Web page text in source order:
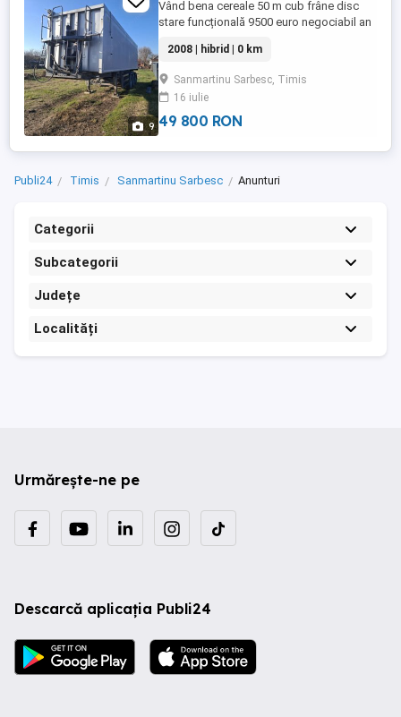
9
Vând bena cereale 50 m cub frâne disc
stare funcțională 9500 euro negociabil an
2008 | hibrid | 0 km
Sanmartinu Sarbesc, Timis
16 iulie
49 800 RON
Publi24 Timis Sanmartinu Sarbesc Anunturi
Categorii
Subcategorii
Județe
Localități
Urmărește-ne pe
Descarcă aplicația Publi24